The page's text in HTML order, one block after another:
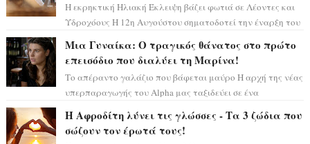
Η εκρηκτική Ηλιακή Έκλειψη βάζει φωτιά σε Λέοντες και
Υδροχόους Η 12η Αυγούστου σηματοδοτεί την έναρξη του
Μια Γυναίκα: Ο τραγικός θάνατος στο πρώτο
επεισόδιο που διαλύει τη Μαρίνα!
Το απέραντο γαλάζιο που βάφεται μαύρο Η αρχή της νέας
υπερπαραγωγής του Alpha μας ταξιδεύει σε ένα
Η Αφροδίτη λύνει τις γλώσσες - Τα 3 ζώδια που
σώζουν τον έρωτά τους!